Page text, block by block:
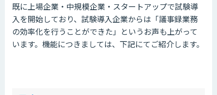
既に上場企業・中規模企業・スタートアップで試験導
入を開始しており、試験導入企業からは「議事録業務
の効率化を行うことができた」というお声も上がって
います。機能につきましては、下記にてご紹介します。